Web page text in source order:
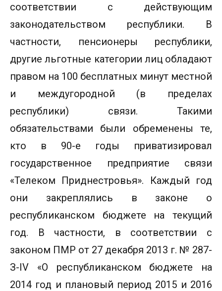
соответствии с действующим
законодательством республики. В
частности, пенсионеры республики,
другие льготные категории лиц обладают
правом на 100 бесплатных минут местной
и междугородной (в пределах
республики) связи. Такими
обязательствами были обременены те,
кто в 90-е годы приватизировал
государственное предприятие связи
«Телеком Приднестровья». Каждый год
они закреплялись в законе о
республиканском бюджете на текущий
год. В частности, в соответствии с
законом ПМР от 27 декабря 2013 г. № 287-
З-IV «О республиканском бюджете на
2014 год и плановый период 2015 и 2016